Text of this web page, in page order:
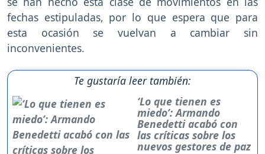
fechas estipuladas, por lo que espera que para
esta ocasión se vuelvan a cambiar sin
inconvenientes.
Te gustaría leer también:
‘Lo que tienen es
miedo’: Armando
Benedetti acabó con
las críticas sobre los
nuevos gestores de paz